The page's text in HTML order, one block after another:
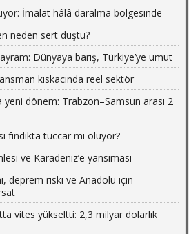
İmalat hâlâ daralma bölgesinde
neden sert düştü?
Dünyaya barış, Türkiye’ye umut
kıskacında reel sektör
yeni dönem: Trabzon–Samsun arası 2
tüccar mı oluyor?
ve Karadeniz’e yansıması
deprem riski ve Anadolu için
vites yükseltti: 2,3 milyar dolarlık